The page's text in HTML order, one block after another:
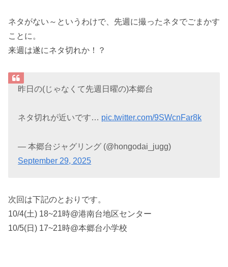
ネタがない～というわけで、先週に撮ったネタでごまかす
ことに。
来週は遂にネタ切れか！？
昨日の(じゃなくて先週日曜の)本郷台
ネタ切れが近いです… pic.twitter.com/9SWcnFar8k
— 本郷台ジャグリング (@hongodai_jugg)
September 29, 2025
次回は下記のとおりです。
10/4(土) 18~21時@港南台地区センター
10/5(日) 17~21時@本郷台小学校